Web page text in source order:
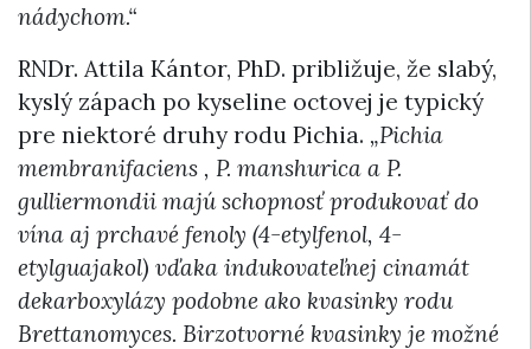
nádychom.“
RNDr. Attila Kántor, PhD. približuje, že slabý,
kyslý zápach po kyseline octovej je typický
pre niektoré druhy rodu Pichia. „Pichia
membranifaciens , P. manshurica a P.
gulliermondii majú schopnosť produkovať do
vína aj prchavé fenoly (4-etylfenol, 4-
etylguajakol) vďaka indukovateľnej cinamát
dekarboxylázy podobne ako kvasinky rodu
Brettanomyces. Birzotvorné kvasinky je možné